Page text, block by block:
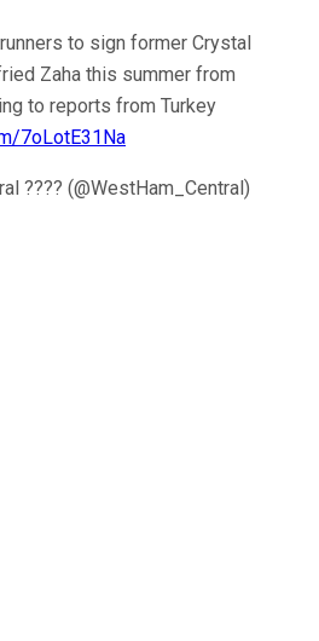
to sign former Crystal
Zaha this summer from
to reports from Turkey
7oLotE31Na
???? (@WestHam_Central)